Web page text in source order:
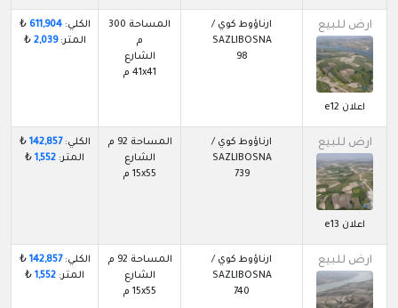
ارض للبيع
اعلان e12
ارناؤوط كوي /
SAZLIBOSNA
98
المساحة 300
م
الشارع
41x41 م
الكلي:611,904
₺
المتر:2,039
₺
ارض للبيع
اعلان e13
ارناؤوط كوي /
SAZLIBOSNA
739
المساحة 92 م
الشارع
15x55 م
الكلي:142,857
₺
المتر: 1,552
₺
ارض للبيع
ارناؤوط كوي /
SAZLIBOSNA
740
المساحة 92 م
الشارع
15x55 م
الكلي:142,857
₺
المتر: 1,552
₺